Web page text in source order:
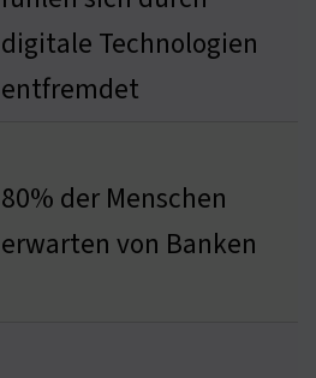
digitale Technologien
entfremdet
80% der Menschen
erwarten von Banken